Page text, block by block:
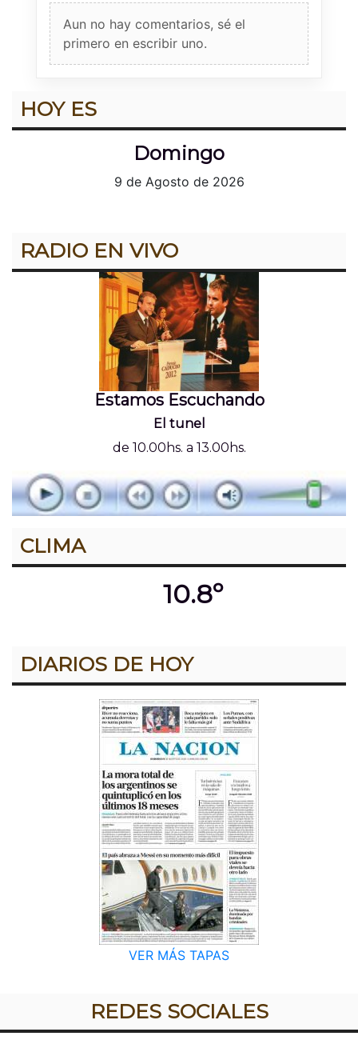
Aun no hay comentarios, sé el
primero en escribir uno.
HOY ES
Domingo
9 de Agosto de 2026
RADIO EN VIVO
Estamos Escuchando
El tunel
de 10.00hs. a 13.00hs.
CLIMA
10.8º
DIARIOS DE HOY
VER MÁS TAPAS
REDES SOCIALES